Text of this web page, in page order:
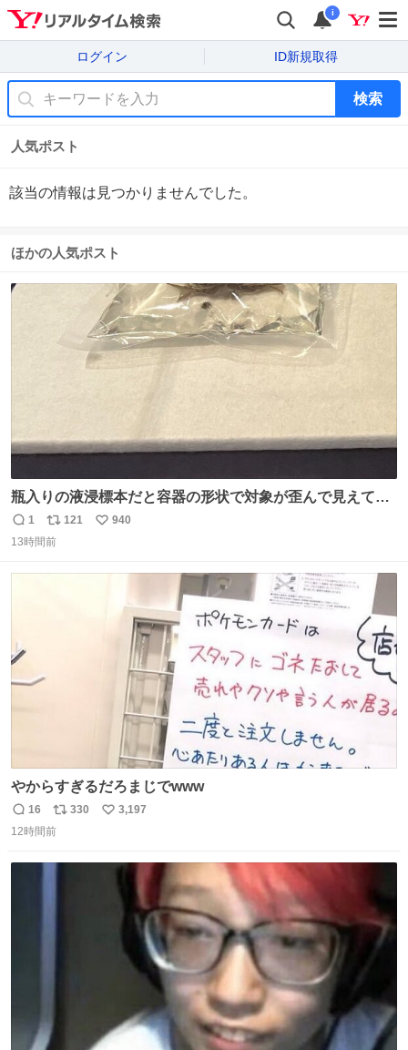
i
ログイン ID新規取得
検索
人気ポスト
該当の情報は見つかりませんでした。
ほかの人気ポスト
瓶入りの液浸標本だと容器の形状で対象が歪んで見えてし
まうことから、なるべく歪みがない状態で観察しやすいよ
うにこのような形で保存していると前に科博の先生から教
返
信
1
リ
ポ
121
い
940
13時間前
やからすぎるだろまじでwww
返
信
16
リ
ポ
330
い
3,197
12時間前